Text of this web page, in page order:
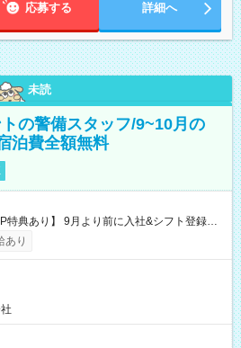
応募する 詳細へ
未読
の警備スタッフ/9~10月の
泊費全額無料
特典あり】 9月より前に入社&シフト登録す
23) の日給がUP! 日給1万1500円でしっか
す♪ 【試用期間】試用期間なし
あり